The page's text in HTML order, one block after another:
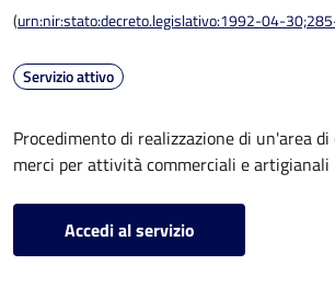
(urn:nir:stato:decreto.legislativo:1992-04-
Servizio attivo
Procedimento di realizzazione di un'area
merci per attività commerciali e artigianali
Accedi al servizio